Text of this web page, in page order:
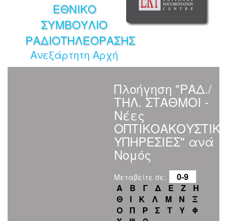
ΕΘΝΙΚΟ
ΣΥΜΒΟΥΛΙΟ
ΡΑΔΙΟΤΗΛΕΟΡΑΣΗΣ
Ανεξάρτητη Αρχή
Πλοήγηση "ΡΑΔ./
ΤΗΛ. ΣΤΑΘΜΟΙ -
Νέες
ΥΠΗΡΕΣΙΕΣ" ανά
Νομός
Μεταβείτε σε:
0-9
Α
Β Γ Δ Ε Ζ
Η
Θ
Ι Κ Λ Μ Ν
Ξ
Ο
Π Ρ Σ Τ Υ
Φ